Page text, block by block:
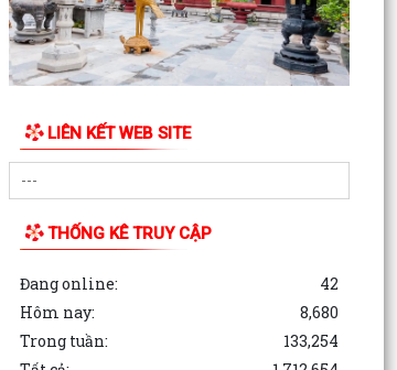
LIÊN KẾT WEB SITE
THỐNG KÊ TRUY CẬP
Đang online:
42
Hôm nay:
8,680
Trong tuần:
133,254